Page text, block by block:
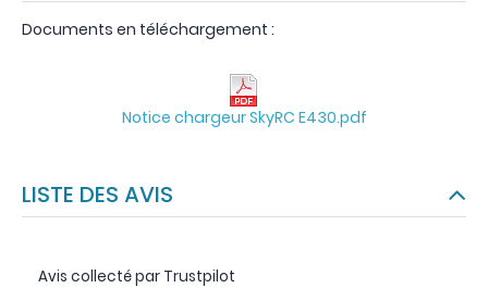
Documents en téléchargement :
Notice chargeur SkyRC E430.pdf
LISTE DES AVIS
Avis collecté par Trustpilot